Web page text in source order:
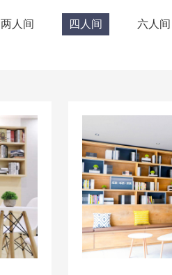
两人间 四人间 六人间